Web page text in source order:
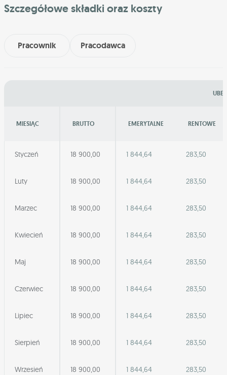
Szczegółowe składki oraz koszty
Pracownik Pracodawca
MIESIĄC BRUTTO EMERYTALNE RENTOWE
Styczeń 18 900,00 1 844,64 283,50
Luty 18 900,00 1 844,64 283,50
Marzec 18 900,00 1 844,64 283,50
Kwiecień 18 900,00 1 844,64 283,50
Maj 18 900,00 1 844,64 283,50
Czerwiec 18 900,00 1 844,64 283,50
Lipiec 18 900,00 1 844,64 283,50
Sierpień 18 900,00 1 844,64 283,50
Wrzesień 18 900,00 1 844,64 283,50